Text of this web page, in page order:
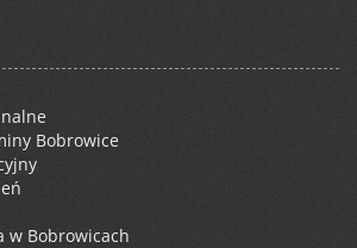
Bobrowice
w Bobrowicach